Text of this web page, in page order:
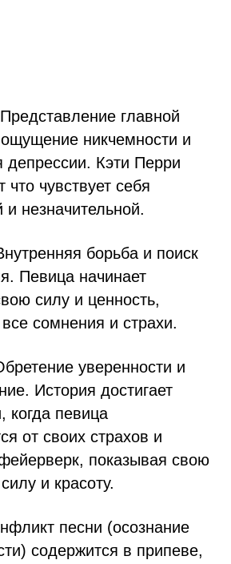
главной
ощущение никчемности и
депрессии. Кэти Перри
что чувствует себя
незначительной.
борьба и поиск
Певица начинает
силу и ценность,
сомнения и страхи.
уверенности и
История достигает
когда певица
от своих страхов и
показывая свою
и красоту.
песни (осознание
содержится в припеве,